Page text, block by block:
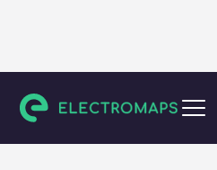
Butler County